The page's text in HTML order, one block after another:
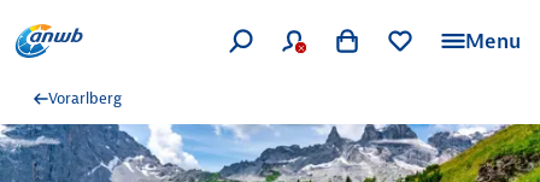
Menu
Vorarlberg